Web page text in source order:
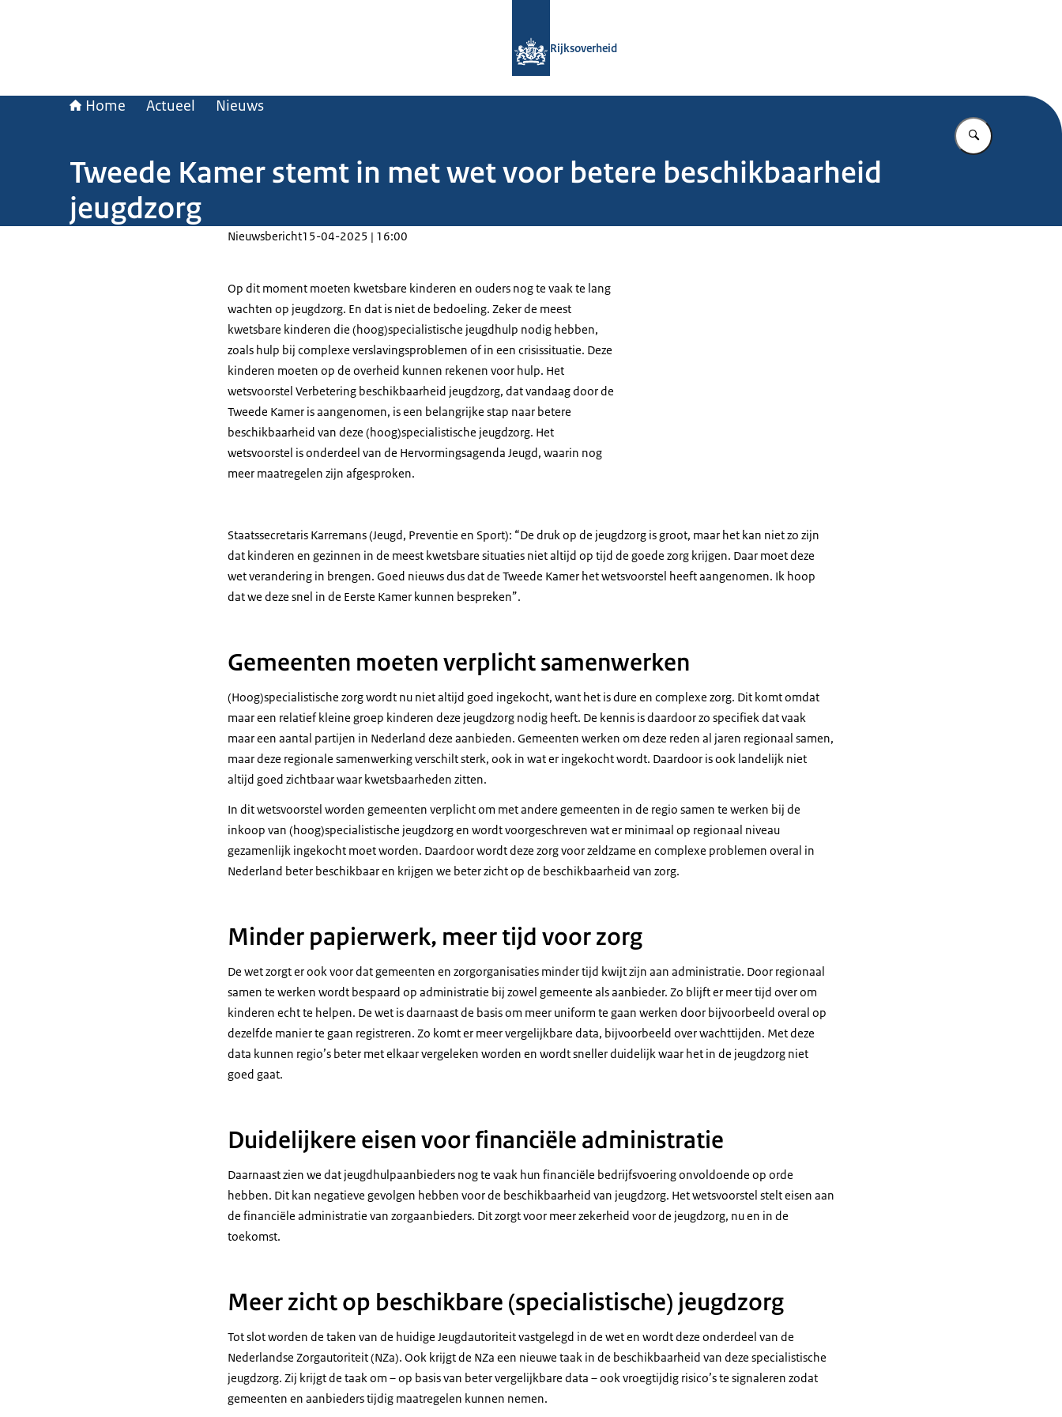
Rijksoverheid
Home Actueel Nieuws
Vul in wat u
Tweede Kamer stemt in met wet voor betere beschikbaarheid
jeugdzorg
Nieuwsbericht15-04-2025 | 16:00
Op dit moment moeten kwetsbare kinderen en ouders nog te vaak te lang
wachten op jeugdzorg. En dat is niet de bedoeling. Zeker de meest
kwetsbare kinderen die (hoog)specialistische jeugdhulp nodig hebben,
zoals hulp bij complexe verslavingsproblemen of in een crisissituatie. Deze
kinderen moeten op de overheid kunnen rekenen voor hulp. Het
wetsvoorstel Verbetering beschikbaarheid jeugdzorg, dat vandaag door de
Tweede Kamer is aangenomen, is een belangrijke stap naar betere
beschikbaarheid van deze (hoog)specialistische jeugdzorg. Het
wetsvoorstel is onderdeel van de Hervormingsagenda Jeugd, waarin nog
meer maatregelen zijn afgesproken.
Staatssecretaris Karremans (Jeugd, Preventie en Sport): “De druk op de jeugdzorg is groot, maar het kan niet zo zijn
dat kinderen en gezinnen in de meest kwetsbare situaties niet altijd op tijd de goede zorg krijgen. Daar moet deze
wet verandering in brengen. Goed nieuws dus dat de Tweede Kamer het wetsvoorstel heeft aangenomen. Ik hoop
dat we deze snel in de Eerste Kamer kunnen bespreken”.
Gemeenten moeten verplicht samenwerken
(Hoog)specialistische zorg wordt nu niet altijd goed ingekocht, want het is dure en complexe zorg. Dit komt omdat
maar een relatief kleine groep kinderen deze jeugdzorg nodig heeft. De kennis is daardoor zo specifiek dat vaak
maar een aantal partijen in Nederland deze aanbieden. Gemeenten werken om deze reden al jaren regionaal samen,
maar deze regionale samenwerking verschilt sterk, ook in wat er ingekocht wordt. Daardoor is ook landelijk niet
altijd goed zichtbaar waar kwetsbaarheden zitten.
In dit wetsvoorstel worden gemeenten verplicht om met andere gemeenten in de regio samen te werken bij de
inkoop van (hoog)specialistische jeugdzorg en wordt voorgeschreven wat er minimaal op regionaal niveau
gezamenlijk ingekocht moet worden. Daardoor wordt deze zorg voor zeldzame en complexe problemen overal in
Nederland beter beschikbaar en krijgen we beter zicht op de beschikbaarheid van zorg.
Minder papierwerk, meer tijd voor zorg
De wet zorgt er ook voor dat gemeenten en zorgorganisaties minder tijd kwijt zijn aan administratie. Door regionaal
samen te werken wordt bespaard op administratie bij zowel gemeente als aanbieder. Zo blijft er meer tijd over om
kinderen echt te helpen. De wet is daarnaast de basis om meer uniform te gaan werken door bijvoorbeeld overal op
dezelfde manier te gaan registreren. Zo komt er meer vergelijkbare data, bijvoorbeeld over wachttijden. Met deze
data kunnen regio’s beter met elkaar vergeleken worden en wordt sneller duidelijk waar het in de jeugdzorg niet
goed gaat.
Duidelijkere eisen voor financiële administratie
Daarnaast zien we dat jeugdhulpaanbieders nog te vaak hun financiële bedrijfsvoering onvoldoende op orde
hebben. Dit kan negatieve gevolgen hebben voor de beschikbaarheid van jeugdzorg. Het wetsvoorstel stelt eisen aan
de financiële administratie van zorgaanbieders. Dit zorgt voor meer zekerheid voor de jeugdzorg, nu en in de
toekomst.
Meer zicht op beschikbare (specialistische) jeugdzorg
Tot slot worden de taken van de huidige Jeugdautoriteit vastgelegd in de wet en wordt deze onderdeel van de
Nederlandse Zorgautoriteit (NZa). Ook krijgt de NZa een nieuwe taak in de beschikbaarheid van deze specialistische
jeugdzorg. Zij krijgt de taak om – op basis van beter vergelijkbare data – ook vroegtijdig risico’s te signaleren zodat
gemeenten en aanbieders tijdig maatregelen kunnen nemen.